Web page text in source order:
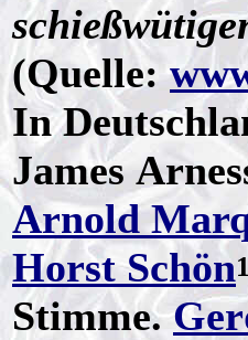
(Quelle:
In
James
Arnold
Horst Schön
Stimme.